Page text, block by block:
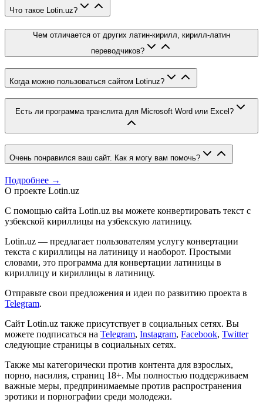
Что такое Lotin.uz?
Чем отличается от других латин-кирилл, кирилл-латин
переводчиков?
Когда можно пользоваться сайтом Lotinuz?
Есть ли программа транслита для Microsoft Word или Excel?
Очень понравился ваш сайт. Как я могу вам помочь?
Подробнее →
О проекте Lotin.uz
С помощью сайта Lotin.uz вы можете конвертировать текст с
узбекской кириллицы на узбекскую латиницу.
Lotin.uz — предлагает пользователям услугу конвертации
текста с кириллицы на латиницу и наоборот. Простыми
словами, это программа для конвертации латиницы в
кириллицу и кириллицы в латиницу.
Отправьте свои предложения и идеи по развитию проекта в
Telegram.
Сайт Lotin.uz также присутствует в социальных сетях. Вы
можете подписаться на Telegram, Instagram, Facebook, Twitter
следующие страницы в социальных сетях.
Также мы категорически против контента для взрослых,
порно, насилия, страниц 18+. Мы полностью поддерживаем
важные меры, предпринимаемые против распространения
эротики и порнографии среди молодежи.